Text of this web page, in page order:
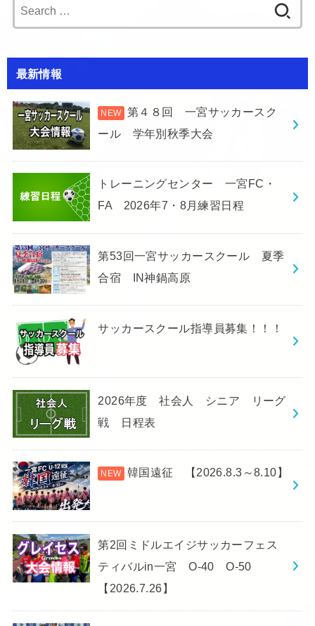
for:
最新情報
第４８回 一宮サッカースク
ール 学年別秋季大会
トレーニングセンター 一宮FC・
FA 2026年7・8月練習日程
第53回一宮サッカースクール 夏季
合宿 IN神鍋高原
サッカースクール指導員募集！！！
2026年度 社会人 シニア リーグ
戦 日程表
韓国遠征 【2026.8.3～8.10】
第2回ミドルエイジサッカーフェス
ティバルin一宮 O-40 O-50
【2026.7.26】